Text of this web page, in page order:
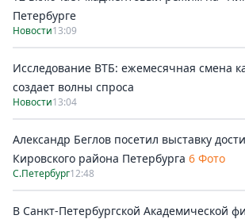
Петербурге
Новости13:09
Исследование ВТБ: ежемесячная смена
создает волны спроса
Новости13:04
Александр Беглов посетил выставку
Кировского района Петербурга 6 Фото
С.Петербург12:48
В Санкт-Петербургской Академической